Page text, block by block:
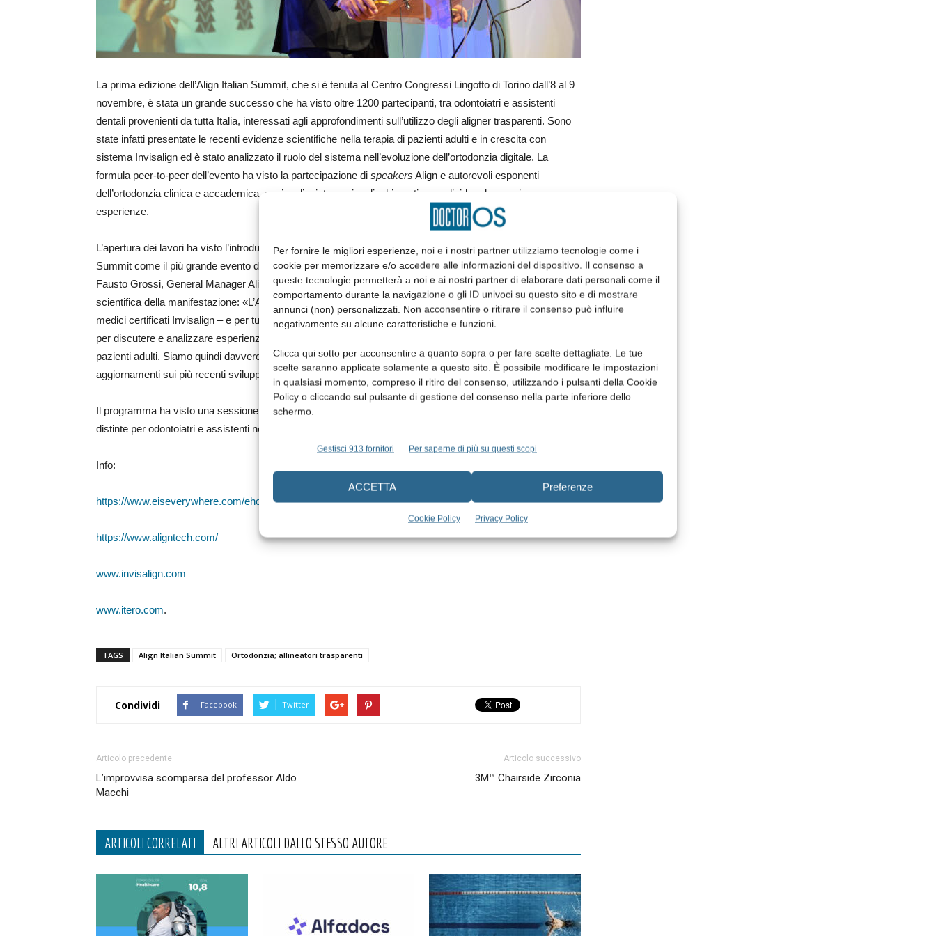
Per fornire le migliori esperienze, noi e i nostri partner utilizziamo tecnologie come i
cookie per memorizzare e/o accedere alle informazioni del dispositivo. Il consenso a
queste tecnologie permetterà a noi e ai nostri partner di elaborare dati personali come il
comportamento durante la navigazione o gli ID univoci su questo sito e di mostrare
annunci (non) personalizzati. Non acconsentire o ritirare il consenso può influire
negativamente su alcune caratteristiche e funzioni.
Clicca qui sotto per acconsentire a quanto sopra o per fare scelte dettagliate. Le tue
scelte saranno applicate solamente a questo sito. È possibile modificare le impostazioni
in qualsiasi momento, compreso il ritiro del consenso, utilizzando i pulsanti della Cookie
Policy o cliccando sul pulsante di gestione del consenso nella parte inferiore dello
schermo.
Gestisci 913 fornitori Per saperne di più su questi scopi
ACCETTA Preferenze
Cookie Policy Privacy Policy
La prima edizione dell’Align Italian Summit, che si è tenuta al Centro Congressi Lingotto di Torino dall’8 al 9
novembre, è stata un grande successo che ha visto oltre 1200 partecipanti, tra odontoiatri e assistenti
dentali provenienti da tutta Italia, interessati agli approfondimenti sull’utilizzo degli aligner trasparenti. Sono
state infatti presentate le recenti evidenze scientifiche nella terapia di pazienti adulti e in crescita con
sistema Invisalign ed è stato analizzato il ruolo del sistema nell’evoluzione dell’ortodonzia digitale. La
formula peer-to-peer dell’evento ha visto la partecipazione di speakers Align e autorevoli esponenti
dell’ortodonzia clinica e accademica, nazionali e internazionali, chiamati a condividere le proprie
esperienze.
L’apertura dei lavori ha visto l’introduzione da parte della giornalista Cristina Parodi, che ha qualificato il
Summit come il più grande evento di Align Technology a livello europeo, seguita dal discorso di apertura di
Fausto Grossi, General Manager Align Technology, Canale Ortodontico, il quale ha sottolineato la rilevanza
scientifica della manifestazione: «L’Align Italian Summit rappresenta una preziosa occasione per tutti i
medici certificati Invisalign – e per tutte le associazioni dentali, gli accademici e i professionisti del settore –
per discutere e analizzare esperienze cliniche relative al trattamento tanto di pazienti in crescita, quanto di
pazienti adulti. Siamo quindi davvero felici di aver ospitato così tanti partecipanti e di aver offerto loro
aggiornamenti sui più recenti sviluppi dell’ortodonzia digitale».
Il programma ha visto una sessione comune per odontoiatri e assistenti di studio (il venerdì) e due sessioni
distinte per odontoiatri e assistenti nella giornata di sabato.
Info:
https://www.eiseverywhere.com/ehome/455329/930456/
https://www.aligntech.com/
www.invisalign.com
www.itero.com.
TAGS Align Italian Summit Ortodonzia; allineatori trasparenti
Condividi Facebook Twitter
Articolo precedente
L’improvvisa scomparsa del professor Aldo
Macchi
Articolo successivo
3M™ Chairside Zirconia
ARTICOLI CORRELATI ALTRI ARTICOLI DALLO STESSO AUTORE